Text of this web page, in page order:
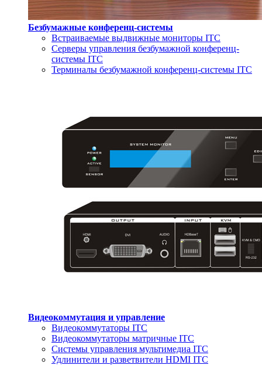
Безбумажные конференц-системы
Встраиваемые выдвижные мониторы ITC
Серверы управления безбумажной конференц-
системы ITC
Терминалы безбумажной конференц-системы ITC
Видеокоммутация и управление
Видеокоммутаторы ITC
Видеокоммутаторы матричные ITC
Системы управления мультимедиа ITC
Удлинители и разветвители HDMI ITC